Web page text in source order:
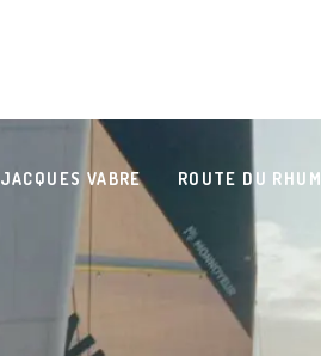
JACQUES VABRE ROUTE DU RHUM